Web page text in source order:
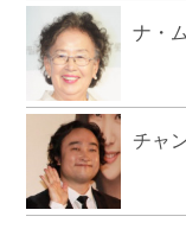
ナ・
チャ